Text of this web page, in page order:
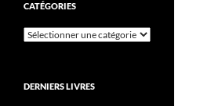
CATÉGORIES
Catégories
DERNIERS LIVRES